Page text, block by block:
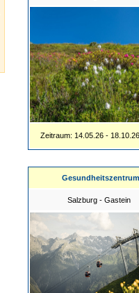
Zeitraum: 14.05.26 -
Salzburg - Gastein